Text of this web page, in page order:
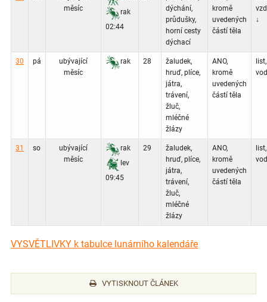
měsíc
rak
02:44
dýchání,
průdušky,
horní cesty
dýchací
kromě
uvedených
částí těla
↓
30 pá
ubývající
měsíc
rak 28
žaludek,
hruď, plíce,
játra,
trávení,
žluč,
mléčné
žlázy
ANO,
kromě
uvedených
částí těla
list,
31 so
ubývající
měsíc
rak
lev
09:45
29
žaludek,
hruď, plíce,
játra,
trávení,
žluč,
mléčné
žlázy
ANO,
kromě
uvedených
částí těla
list,
VYSVĚTLIVKY k tabulce lunárního kalendáře
VYTISKNOUT ČLÁNEK